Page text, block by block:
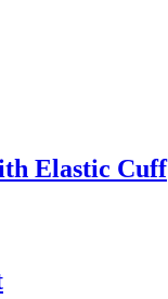
Elastic Cuff